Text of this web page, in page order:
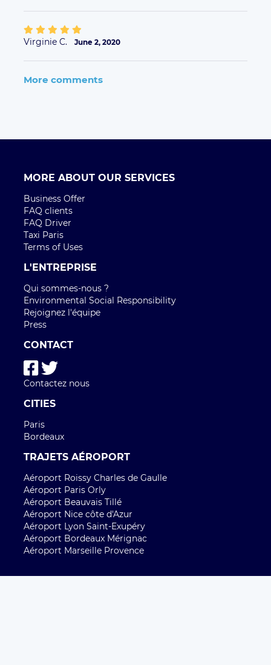
Virginie C. June 2, 2020
More comments
MORE ABOUT OUR SERVICES
Business Offer
FAQ clients
FAQ Driver
Taxi Paris
Terms of Uses
L'ENTREPRISE
Qui sommes-nous ?
Environmental Social Responsibility
Rejoignez l'équipe
Press
CONTACT
Contactez nous
CITIES
Paris
Bordeaux
TRAJETS AÉROPORT
Aéroport Roissy Charles de Gaulle
Aéroport Paris Orly
Aéroport Beauvais Tillé
Aéroport Nice côte d'Azur
Aéroport Lyon Saint-Exupéry
Aéroport Bordeaux Mérignac
Aéroport Marseille Provence